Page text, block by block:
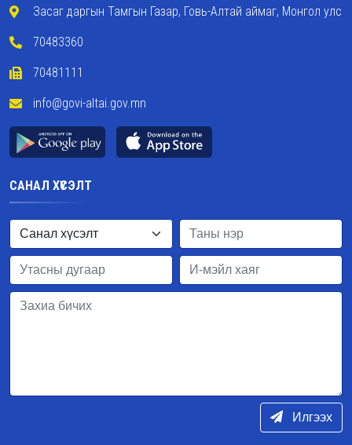
Засаг даргын Тамгын Газар, Говь-Алтай аймаг, Монгол улс
70483360
70481111
info@govi-altai.gov.mn
САНАЛ ХҮСЭЛТ
Илгээх